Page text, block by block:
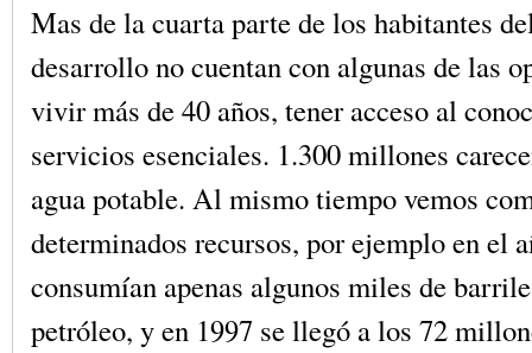
Mas de la cuarta parte de los habitantes
desarrollo no cuentan con algunas de las
vivir más de 40 años, tener acceso al
servicios esenciales. 1.300 millones
agua potable. Al mismo tiempo vemos
determinados recursos, por ejemplo en el
consumían apenas algunos miles de
petróleo, y en 1997 se llegó a los 72